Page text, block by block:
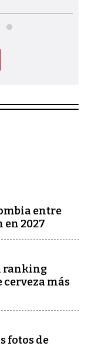
entre
en 2027
ranking
más
fotos de